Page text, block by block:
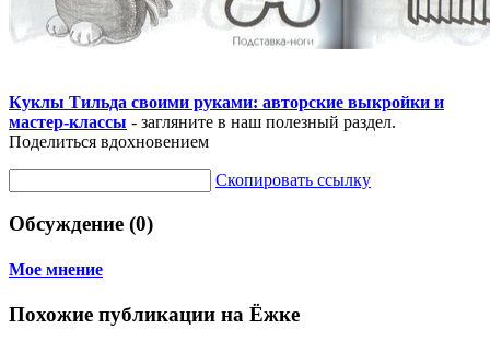
Куклы Тильда своими руками: авторские выкройки и
мастер-классы - загляните в наш полезный раздел.
Поделиться вдохновением
Скопировать ссылку
Обсуждение (0)
Мое мнение
Похожие публикации на Ёжке